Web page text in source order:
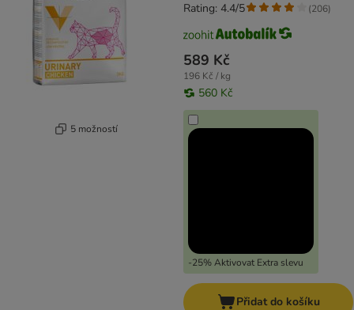
5 možností
589 Kč
196 Kč / kg
560 Kč
-25% Aktivovat Extra slevu
Rating: 4.4/5 (206)
Přidat do košíku